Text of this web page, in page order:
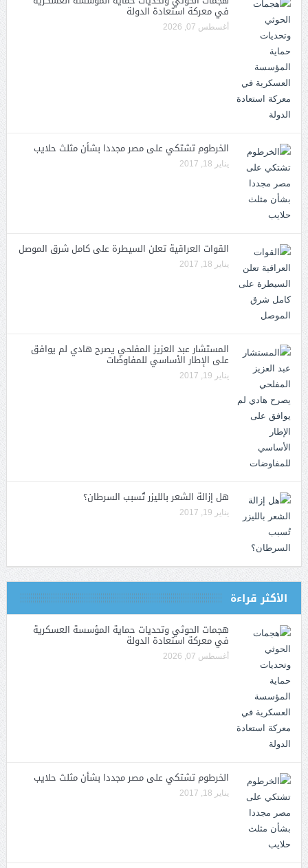
في معركة استعادة الدولة
أغسطس 07, 2026
الخرطوم تشتكي على مصر مجددا بشأن مثلث حلايب
يناير 18, 2017
القوات العراقية تعلن السيطرة على كامل شرق الموصل
يناير 18, 2017
المستشار عبد العزيز المفلحي يصرح هادي لم يوافق
على الإطار الأساسي للمفاوضات
يناير 19, 2017
هل إزالة الشعر بالليزر تُسبب السرطان؟
يناير 19, 2017
الأكثر قراءة
هجمات الحوثي وتحديات حماية المؤسسة العسكرية
في معركة استعادة الدولة
أغسطس 07, 2026
الخرطوم تشتكي على مصر مجددا بشأن مثلث حلايب
يناير 18, 2017